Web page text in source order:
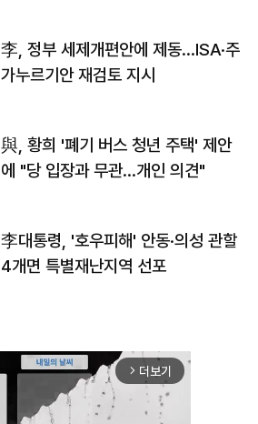
李, 정부 세제개편안에 제동…ISA·주
가누르기안 재검토 지시
與, 황희 '폐기 버스 청년 주택' 제안
에 "당 입장과 무관…개인 의견"
李대통령, '호우피해' 안동·의성 관할
4개면 특별재난지역 선포
arrow_forward_ios 더보기